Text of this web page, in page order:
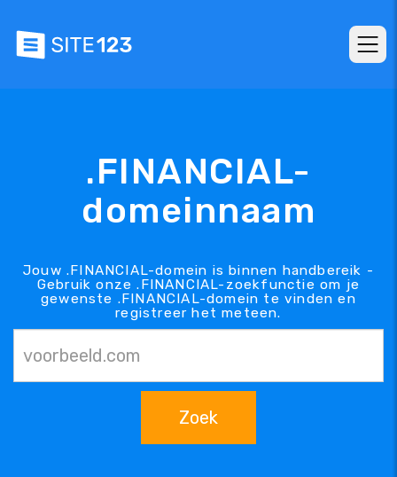
.FINANCIAL-
domeinnaam
Jouw .FINANCIAL-domein is binnen handbereik -
Gebruik onze .FINANCIAL-zoekfunctie om je
gewenste .FINANCIAL-domein te vinden en
registreer het meteen.
Zoek